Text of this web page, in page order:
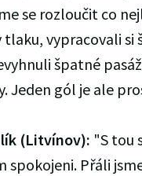
se rozloučit co
vypracovali si
špatné
Jeden gól je ale
(Litvínov): "S tou
spokojeni. Přáli